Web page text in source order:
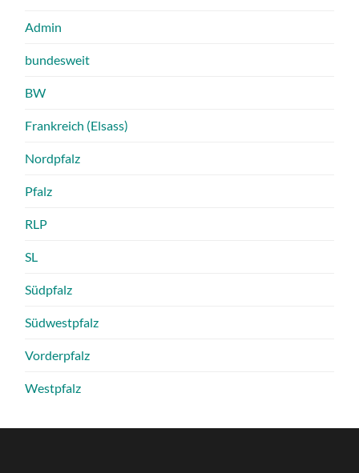
Admin
bundesweit
BW
Frankreich (Elsass)
Nordpfalz
Pfalz
RLP
SL
Südpfalz
Südwestpfalz
Vorderpfalz
Westpfalz